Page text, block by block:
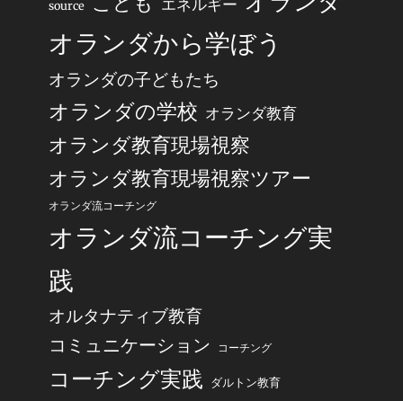
source エネルギー
オランダから学ぼう
オランダの子どもたち
オランダの学校 オランダ教育
オランダ教育現場視察
オランダ教育現場視察ツアー
オランダ流コーチング
オランダ流コーチング実
践
オルタナティブ教育
コミュニケーション コーチング
コーチング実践 ダルトン教育